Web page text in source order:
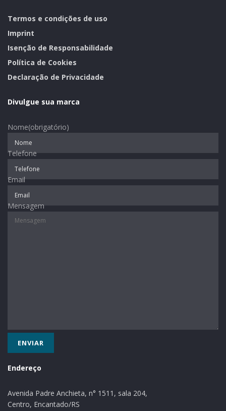
negócios da Certel. Entendemos que treinamentos
como esse são determinantes para que possamos dar
o nosso melhor e cooperar para que nossos
Crédito da foto: Gabriela Santos
Termos e condições de uso
Imprint
Isenção de Responsabilidade
Política de Cookies
Declaração de Privacidade
Divulgue sua marca
Nome(obrigatório)
Telefone
Email
Mensagem
Endereço
Avenida Padre Anchieta, n° 1511, sala 204,
Centro, Encantado/RS